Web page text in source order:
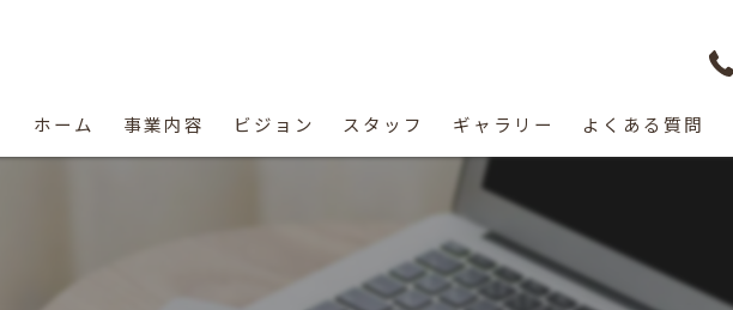
ホーム 事業内容 ビジョン スタッフ ギャラリー よくある質問